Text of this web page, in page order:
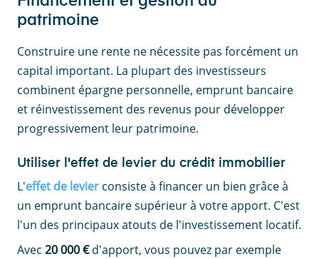
patrimoine
Construire une rente ne nécessite pas forcément un
capital important. La plupart des investisseurs
combinent épargne personnelle, emprunt bancaire
et réinvestissement des revenus pour développer
progressivement leur patrimoine.
Utiliser l'effet de levier du crédit immobilier
L'effet de levier consiste à financer un bien grâce à
un emprunt bancaire supérieur à votre apport. C'est
l'un des principaux atouts de l'investissement locatif.
Avec 20 000 €d'apport, vous pouvez par exemple